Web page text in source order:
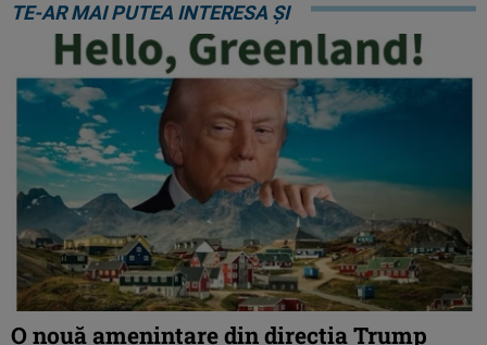
TE-AR MAI PUTEA INTERESA ȘI
O nouă amenințare din direcția Trump